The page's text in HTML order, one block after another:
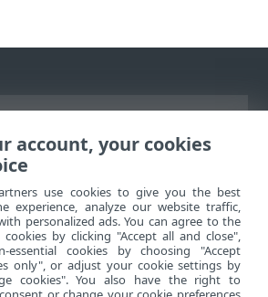
da ESET
Fórum ESET
account, your cookies
use cookies to give you the best
experience, analyze our website traffic,
personalized ads. You can agree to the
by clicking "Accept all and close",
essential cookies by choosing "Accept
only", or adjust your cookie settings by
cookies". You also have the right to